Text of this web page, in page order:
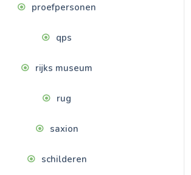
proefpersonen
qps
rijks museum
rug
saxion
schilderen